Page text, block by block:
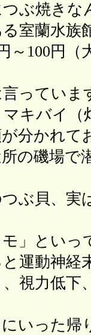
ぶ焼き
室蘭水族
～100円
ってい
キバイ
が分かれて
の磯場で
ぶ貝、
」といっ
運動神経
視力低下
いった